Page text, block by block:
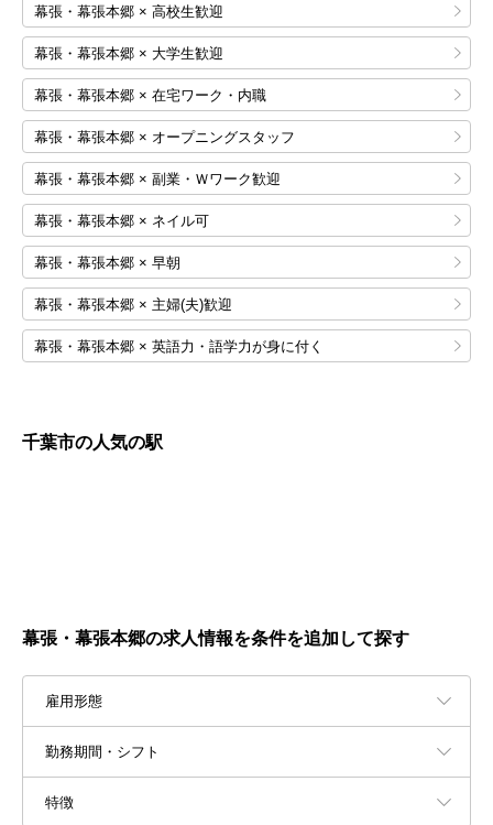
幕張・幕張本郷 × 高校生歓迎
幕張・幕張本郷 × 大学生歓迎
幕張・幕張本郷 × 在宅ワーク・内職
幕張・幕張本郷 × オープニングスタッフ
幕張・幕張本郷 × 副業・Ｗワーク歓迎
幕張・幕張本郷 × ネイル可
幕張・幕張本郷 × 早朝
幕張・幕張本郷 × 主婦(夫)歓迎
幕張・幕張本郷 × 英語力・語学力が身に付く
千葉市の人気の駅
幕張・幕張本郷の求人情報を条件を追加して探す
雇用形態
勤務期間・シフト
特徴